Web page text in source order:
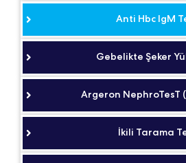
Anti Hbc IgM
Gebelikte Şeker
Argeron NephroTesT
İkili Tarama